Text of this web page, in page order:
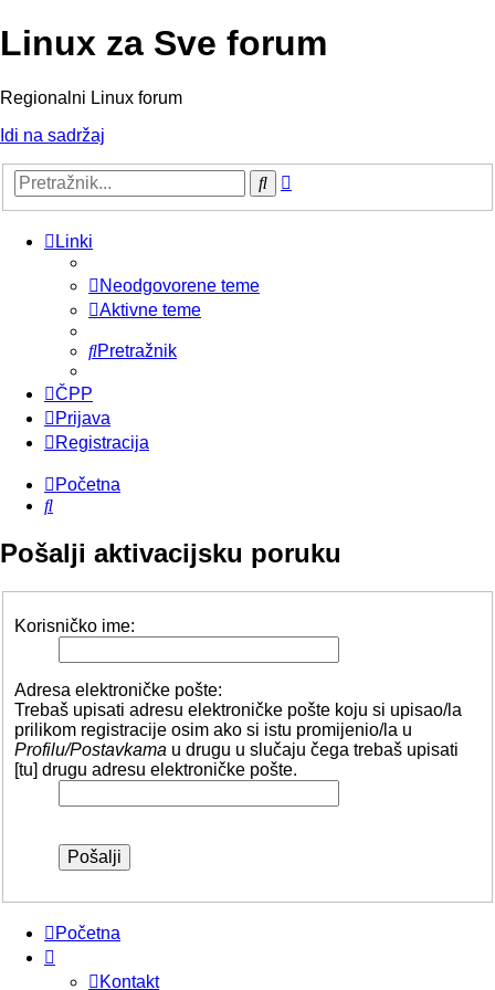
Linux za Sve forum
Regionalni Linux forum
Idi na sadržaj
Pretražnik
Linki
Neodgovorene teme
Aktivne teme
Pretražnik
ČPP
Prijava
Registracija
Početna
Pretražnik
Pošalji aktivacijsku poruku
Korisničko ime:
Adresa elektroničke pošte:
Trebaš upisati adresu elektroničke pošte koju si upisao/la
prilikom registracije osim ako si istu promijenio/la u
Profilu/Postavkama u drugu u slučaju čega trebaš upisati
[tu] drugu adresu elektroničke pošte.
Početna
Kontakt